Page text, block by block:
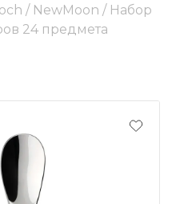
/ NewMoon / Набор
24 предмета